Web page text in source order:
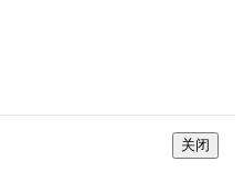
关闭